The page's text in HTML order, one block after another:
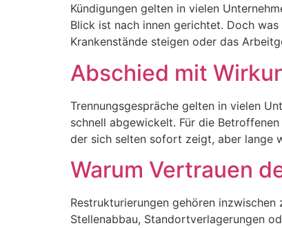
Kündigungen gelten in vielen
Blick ist nach innen gerichtet. Doch
Krankenstände steigen oder das
Abschied mit
Trennungsgespräche gelten in vielen
schnell abgewickelt. Für die
der sich selten sofort zeigt, aber lange
Warum Vertrauen
Restrukturierungen gehören
Stellenabbau, Standortverlagerungen